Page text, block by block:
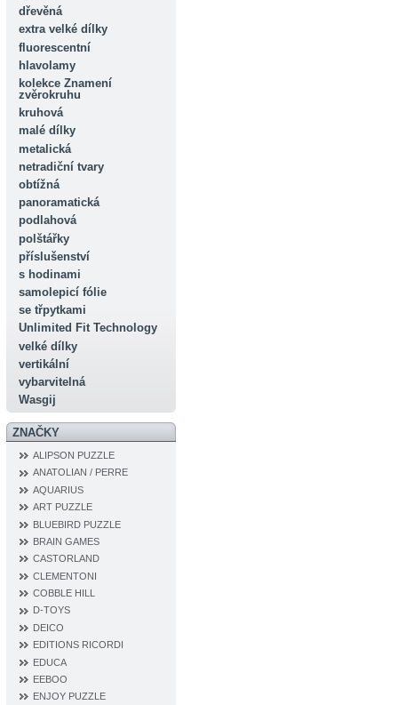
dřevěná
extra velké dílky
fluorescentní
hlavolamy
kolekce Znamení
zvěrokruhu
kruhová
malé dílky
metalická
netradiční tvary
obtížná
panoramatická
podlahová
polštářky
příslušenství
s hodinami
samolepicí fólie
se třpytkami
Unlimited Fit Technology
velké dílky
vertikální
vybarvitelná
Wasgij
ZNAČKY
ALIPSON PUZZLE
ANATOLIAN / PERRE
AQUARIUS
ART PUZZLE
BLUEBIRD PUZZLE
BRAIN GAMES
CASTORLAND
CLEMENTONI
COBBLE HILL
D‐TOYS
DEICO
EDITIONS RICORDI
EDUCA
EEBOO
ENJOY PUZZLE